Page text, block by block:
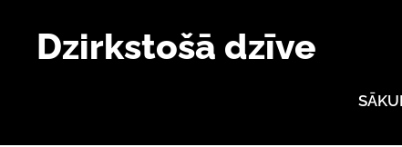
Dzirkstošā dzīve